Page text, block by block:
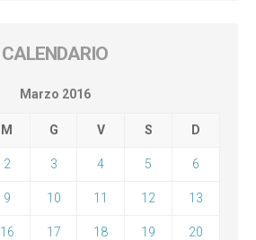
CALENDARIO
Marzo 2016
M G V S D
2 3 4 5 6
9 10 11 12 13
16 17 18 19 20